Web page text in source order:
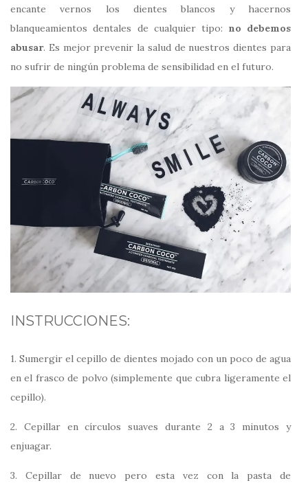
encante vernos los dientes blancos y hacernos
blanqueamientos dentales de cualquier tipo: no debemos
abusar. Es mejor prevenir la salud de nuestros dientes para
no sufrir de ningún problema de sensibilidad en el futuro.
INSTRUCCIONES:
1. Sumergir el cepillo de dientes mojado con un poco de agua
en el frasco de polvo (simplemente que cubra ligeramente el
cepillo).
2. Cepillar en círculos suaves durante 2 a 3 minutos y
enjuagar.
3. Cepillar de nuevo pero esta vez con la pasta de